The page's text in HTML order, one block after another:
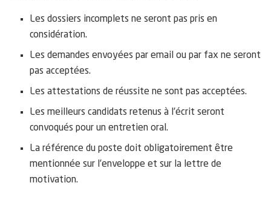
Les dossiers incomplets ne seront pas pris en
considération.
Les demandes envoyées par email ou par fax ne seront
pas acceptées.
Les attestations de réussite ne sont pas acceptées.
Les meilleurs candidats retenus à l’écrit seront
convoqués pour un entretien oral.
La référence du poste doit obligatoirement être
mentionnée sur l’enveloppe et sur la lettre de
motivation.